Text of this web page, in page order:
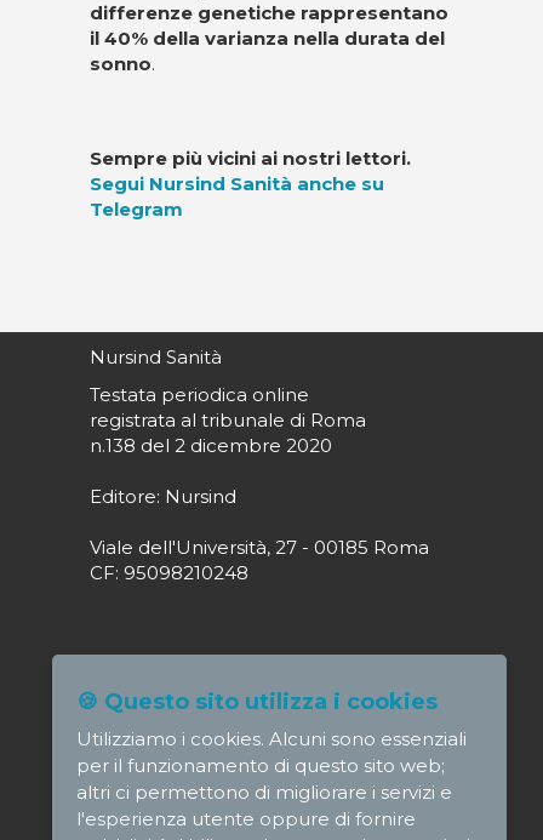
differenze genetiche rappresentano
il 40% della varianza nella durata del
sonno.
Sempre più vicini ai nostri lettori.
Segui Nursind Sanità anche su
Telegram
Nursind Sanità
Testata periodica online
registrata al tribunale di Roma
n.138 del 2 dicembre 2020
Editore: Nursind
Viale dell'Università, 27 - 00185 Roma
CF: 95098210248
Direttore responsabile: Paola Alagia
direttore@nursindsanita.it
Redazione: redazione@nursindsanita.it
🍪 Questo sito utilizza i cookies
Utilizziamo i cookies. Alcuni sono essenziali
per il funzionamento di questo sito web;
altri ci permettono di migliorare i servizi e
l'esperienza utente oppure di fornire